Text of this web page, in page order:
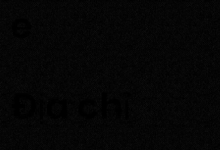
e
​Địa chỉ
Thôn Tuấn Tú, xã An Hải,
huyện Ninh Phước, tỉnh Ninh Thuận.